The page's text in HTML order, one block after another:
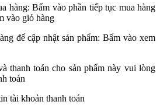
hàng: Bấm vào phần tiếp tục mua hàng
vào giỏ hàng
để cập nhật sản phẩm: Bấm vào xem
thanh toán cho sản phẩm này vui lòng
toán
tài khoản thanh toán